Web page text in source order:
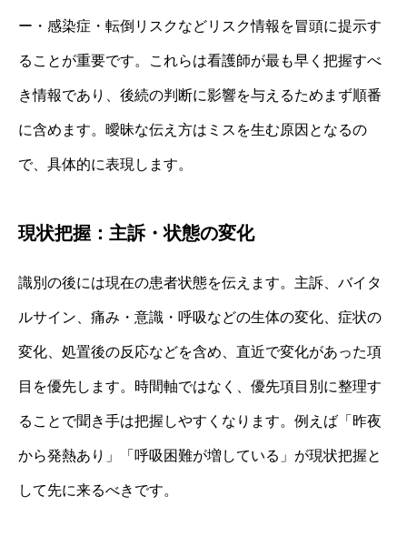
ー・感染症・転倒リスクなどリスク情報を冒頭に提示す
ることが重要です。これらは看護師が最も早く把握すべ
き情報であり、後続の判断に影響を与えるためまず順番
に含めます。曖昧な伝え方はミスを生む原因となるの
で、具体的に表現します。
現状把握：主訴・状態の変化
識別の後には現在の患者状態を伝えます。主訴、バイタ
ルサイン、痛み・意識・呼吸などの生体の変化、症状の
変化、処置後の反応などを含め、直近で変化があった項
目を優先します。時間軸ではなく、優先項目別に整理す
ることで聞き手は把握しやすくなります。例えば「昨夜
から発熱あり」「呼吸困難が増している」が現状把握と
して先に来るべきです。